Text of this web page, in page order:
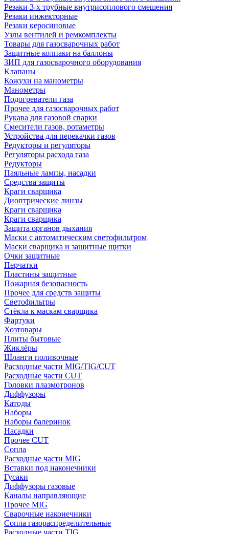
Резаки 3-х трубные внутрисоплового смешения
Резаки инжекторные
Резаки керосиновые
Узлы вентилей и ремкомплекты
Товары для газосварочных работ
Защитные колпаки на баллоны
ЗИП для газосварочного оборудования
Клапаны
Кожухи на манометры
Манометры
Подогреватели газа
Прочее для газосварочных работ
Рукава для газовой сварки
Смесители газов, ротаметры
Устройства для перекачки газов
Редукторы и регуляторы
Регуляторы расхода газа
Редукторы
Паяльные лампы, насадки
Средства защиты
Краги сварщика
Диоптрические линзы
Краги сварщика
Краги сварщика
Защита органов дыхания
Маски с автоматическим светофильтром
Маски сварщика и защитные щитки
Очки защитные
Перчатки
Пластины защитные
Пожарная безопасность
Прочее для средств защиты
Светофильтры
Стёкла к маскам сварщика
Фартуки
Хозтовары
Плиты бытовые
Жиклёры
Шланги поливочные
Расходные части MIG/TIG/CUT
Расходные части CUT
Головки плазмотронов
Диффузоры
Катоды
Наборы
Наборы балеринок
Насадки
Прочее CUT
Сопла
Расходные части MIG
Вставки под наконечники
Гусаки
Диффузоры газовые
Каналы направляющие
Прочее MIG
Сварочные наконечники
Сопла газораспределительные
Расходные части TIG